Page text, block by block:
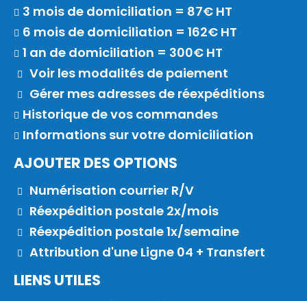
3 mois de domiciliation = 87€ HT
6 mois de domiciliation = 162€ HT
1 an de domiciliation = 300€ HT
Voir les modalités de paiement
Gérer mes adresses de réexpéditions
Historique de vos commandes
Informations sur votre domiciliation
AJOUTER DES OPTIONS
Numérisation courrier R/V
Réexpédition postale 2x/mois
Réexpédition postale 1x/semaine
Attribution d'une Ligne 04 + Transfert
LIENS UTILES